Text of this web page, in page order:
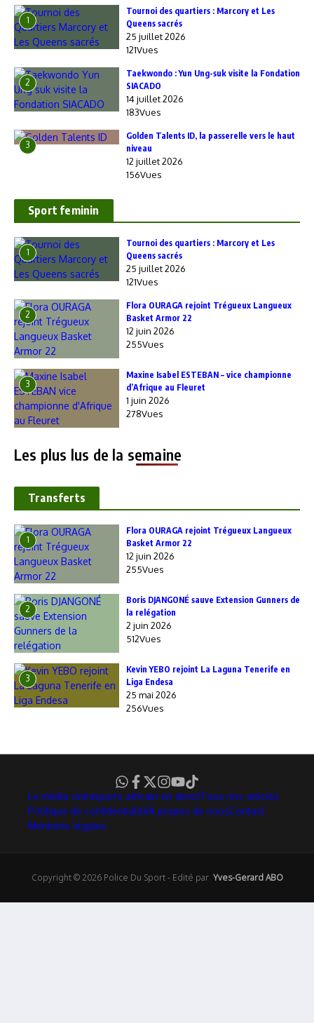
1
‎Tournoi des quartiers : Marcory et Les
Queens sacrés
25 juillet 2026
121Vues
2
Taekwondo : Yun Ung-suk visite la Fondation
SIACADO
14 juillet 2026
183Vues
3
Golden Talents ID, la passerelle vers le haut
niveau
12 juillet 2026
156Vues
Sport feminin
1
‎Tournoi des quartiers : Marcory et Les
Queens sacrés
25 juillet 2026
121Vues
2
Flora OURAGA rejoint Trégueux Langueux
Basket Armor 22
12 juin 2026
255Vues
3
Maxine Isabel ESTEBAN – vice championne
d’Afrique au Fleuret
1 juin 2026
278Vues
Les plus lus de la semaine
Transferts
1
Flora OURAGA rejoint Trégueux Langueux
Basket Armor 22
12 juin 2026
255Vues
2
Boris DJANGONÉ sauve Extension Gunners de
la relégation
2 juin 2026
512Vues
3
Kevin YEBO rejoint La Laguna Tenerife en
Liga Endesa
25 mai 2026
256Vues
Le média omnisports africain en directTous nos articles
Politique de confidentialitéÀ propos de nousContact
Mentions légales
Copyright © 2026 Police Du Sport - Edité par Yves-Gerard ABO